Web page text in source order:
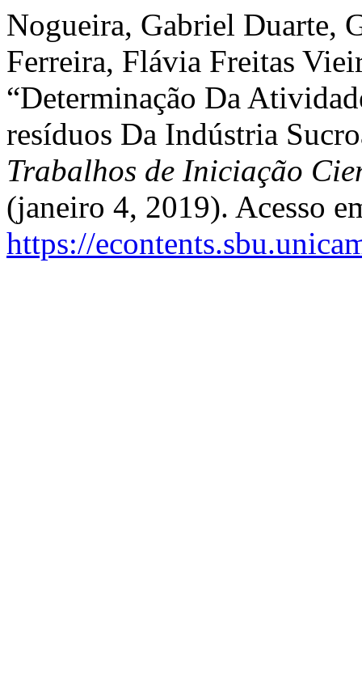
Nogueira, Gabriel Duarte,
Ferreira, Flávia Freitas
“Determinação Da
resíduos Da Indústria
Trabalhos de Iniciação
(janeiro 4, 2019). Acesso
https://